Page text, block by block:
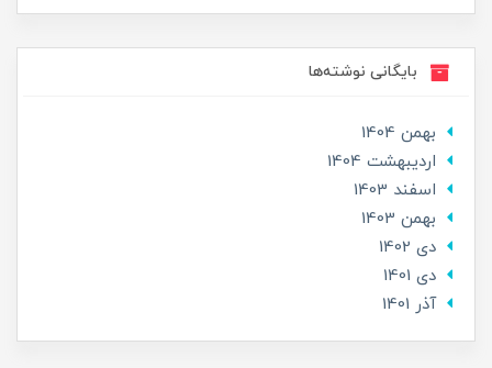
بایگانی نوشته‌ها
بهمن 1404
ارديبهشت 1404
اسفند 1403
بهمن 1403
دی 1402
دی 1401
آذر 1401